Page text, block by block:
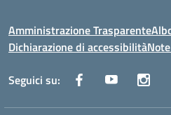
Amministrazione Trasparente
Dichiarazione di accessibilità
Seguici su: